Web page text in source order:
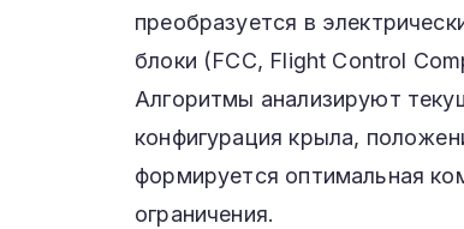
преобразуется в
блоки (FCC, Flight Control
Алгоритмы анализируют
конфигурация крыла,
формируется оптимальная
ограничения.